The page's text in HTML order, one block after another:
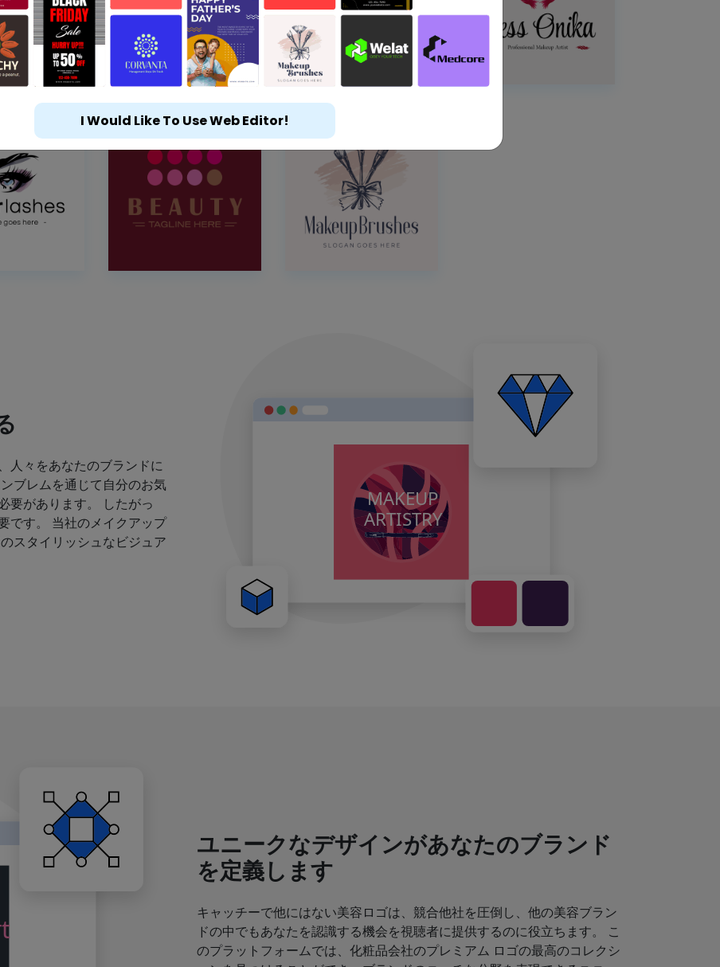
人々をあなたのブランドに
ブレムを通じて自分のお気
要があります。 したがっ
です。 当社のメイクアップ
スタイリッシュなビジュア
ユニークなデザインがあなたのブランド
を定義します
キャッチーで他にはない美容ロゴは、競合他社を圧倒し、他の美容ブラン
ドの中でもあなたを認識する機会を視聴者に提供するのに役立ちます。 こ
のプラットフォームでは、化粧品会社のプレミアム ロゴの最高のコレクシ
I Would Like To Use Web Editor!